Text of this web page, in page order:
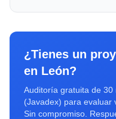
¿Tienes un
en León?
Auditoría gratuita de 30
(Javadex) para evaluar
Sin compromiso.